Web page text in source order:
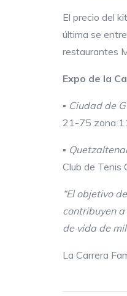
El precio del
última se
restaurantes
Expo de la
▪ Ciudad de
21-75 zona
▪
Club de Tenis
“El objetivo
contribuyen
devida de
La Carrera